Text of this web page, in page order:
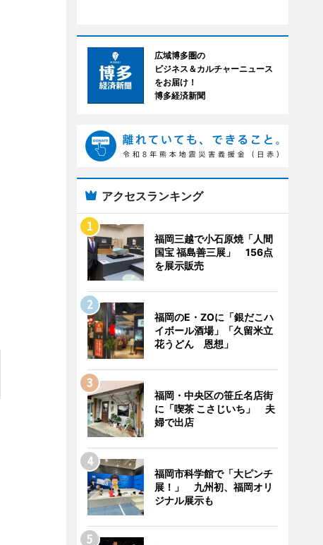
広域博多圏の
ビジネス＆カルチャーニュース
をお届け！
博多経済新聞
アクセスランキング
福岡三越で小石原焼「人間
国宝 福島善三展」 156点
を展示販売
福岡のE・ZOに「銀だこハ
イボール酒場」「久留米立
花うどん 恩想」
福岡・中央区の笹丘名店街
に「喫茶 こさじいち」 夫
婦で出店
福岡市科学館で「大ピンチ
展！」 九州初、福岡オリ
ジナル展示も